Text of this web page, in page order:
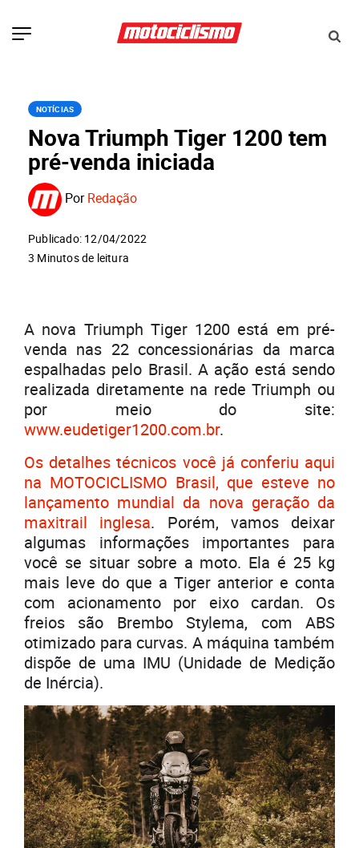
NOTÍCIAS
Nova Triumph Tiger 1200 tem
pré-venda iniciada
PorRedação
Publicado: 12/04/2022
3 Minutos de leitura
A nova Triumph Tiger 1200 está em pré-
venda nas 22 concessionárias da marca
espalhadas pelo Brasil. A ação está sendo
realizada diretamente na rede Triumph ou
por meio do site:
www.eudetiger1200.com.br.
Os detalhes técnicos você já conferiu aqui
na MOTOCICLISMO Brasil, que esteve no
lançamento mundial da nova geração da
maxitrail inglesa. Porém, vamos deixar
algumas informações importantes para
você se situar sobre a moto. Ela é 25 kg
mais leve do que a Tiger anterior e conta
com acionamento por eixo cardan. Os
freios são Brembo Stylema, com ABS
otimizado para curvas. A máquina também
dispõe de uma IMU (Unidade de Medição
de Inércia).